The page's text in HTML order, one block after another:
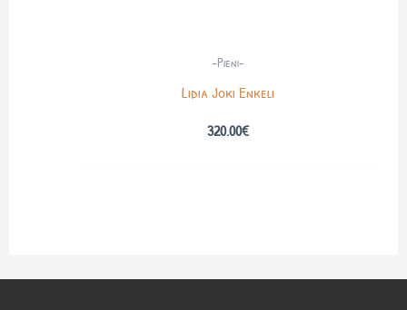
-Pieni-
Lidia Joki Enkeli
320.00€